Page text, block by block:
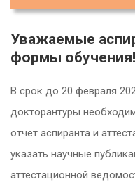
Уважаемые
формы обучения!
В срок до 20 февраля
докторантуры
отчет аспиранта и
указать научные
аттестационной